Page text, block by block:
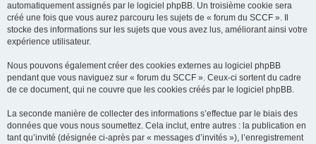
automatiquement assignés par le logiciel phpBB. Un troisième cookie sera
créé une fois que vous aurez parcouru les sujets de « forum du SCCF ». Il
stocke des informations sur les sujets que vous avez lus, améliorant ainsi votre
expérience utilisateur.
Nous pouvons également créer des cookies externes au logiciel phpBB
pendant que vous naviguez sur « forum du SCCF ». Ceux-ci sortent du cadre
de ce document, qui ne couvre que les cookies créés par le logiciel phpBB.
La seconde manière de collecter des informations s’effectue par le biais des
données que vous nous soumettez. Cela inclut, entre autres : la publication en
tant qu’invité (désignée ci-après par « messages d’invités »), l’enregistrement